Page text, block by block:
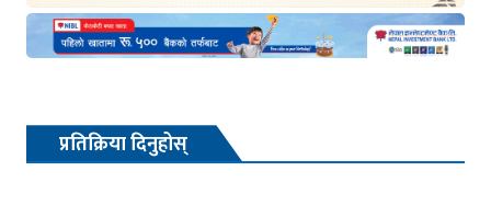
प्रतिक्रिया दिनुहोस्